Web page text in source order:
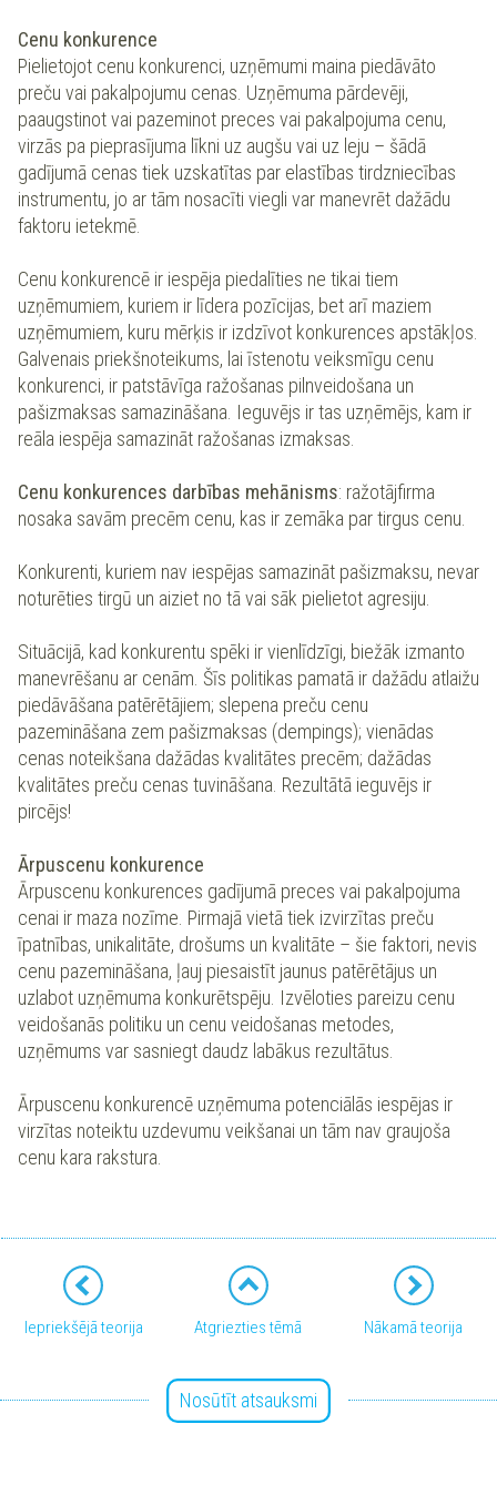
Cenu konkurence
Pielietojot cenu konkurenci, uzņēmumi maina piedāvāto
preču vai pakalpojumu cenas. Uzņēmuma pārdevēji,
paaugstinot vai pazeminot preces vai pakalpojuma cenu,
virzās pa pieprasījuma līkni uz augšu vai uz leju – šādā
gadījumā cenas tiek uzskatītas par elastības tirdzniecības
instrumentu, jo ar tām nosacīti viegli var manevrēt dažādu
faktoru ietekmē.
Cenu konkurencē ir iespēja piedalīties ne tikai tiem
uzņēmumiem, kuriem ir līdera pozīcijas, bet arī maziem
uzņēmumiem, kuru mērķis ir izdzīvot konkurences apstākļos.
Galvenais priekšnoteikums, lai īstenotu veiksmīgu cenu
konkurenci, ir patstāvīga ražošanas pilnveidošana un
pašizmaksas samazināšana. Ieguvējs ir tas uzņēmējs, kam ir
reāla iespēja samazināt ražošanas izmaksas.
Cenu konkurences darbības mehānisms: ražotājfirma
nosaka savām precēm cenu, kas ir zemāka par tirgus cenu.
Konkurenti, kuriem nav iespējas samazināt pašizmaksu, nevar
noturēties tirgū un aiziet no tā vai sāk pielietot agresiju.
Situācijā, kad konkurentu spēki ir vienlīdzīgi, biežāk izmanto
manevrēšanu ar cenām. Šīs politikas pamatā ir dažādu atlaižu
piedāvāšana patērētājiem; slepena preču cenu
pazemināšana zem pašizmaksas (dempings); vienādas
cenas noteikšana dažādas kvalitātes precēm; dažādas
kvalitātes preču cenas tuvināšana. Rezultātā ieguvējs ir
pircējs!
Ārpuscenu konkurence
Ārpuscenu konkurences gadījumā preces vai pakalpojuma
cenai ir maza nozīme. Pirmajā vietā tiek izvirzītas preču
īpatnības, unikalitāte, drošums un kvalitāte – šie faktori, nevis
cenu pazemināšana, ļauj piesaistīt jaunus patērētājus un
uzlabot uzņēmuma konkurētspēju. Izvēloties pareizu cenu
veidošanās politiku un cenu veidošanas metodes,
uzņēmums var sasniegt daudz labākus rezultātus.
Ārpuscenu konkurencē uzņēmuma potenciālās iespējas ir
virzītas noteiktu uzdevumu veikšanai un tām nav graujoša
cenu kara rakstura.
Iepriekšējā teorija Atgriezties tēmā Nākamā teorija
Nosūtīt atsauksmi